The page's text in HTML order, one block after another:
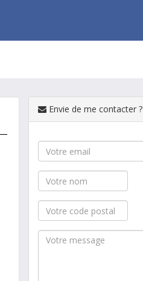
Envie de me contacter ?